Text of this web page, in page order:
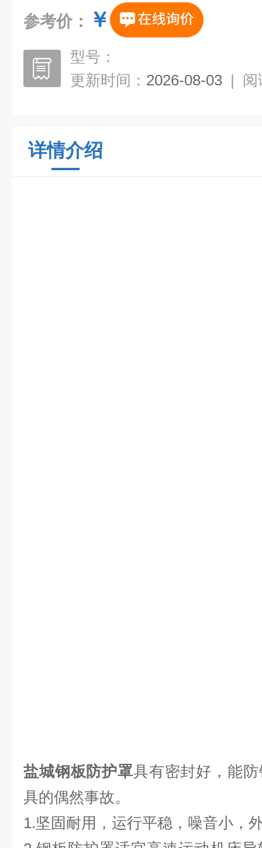
参考价： ￥
型号：
更新时间： 2026-08-03 | 阅
详情介绍
盐城钢板防护罩具有密封好，能
具的偶然事故。
1.坚固耐用，运行平稳，噪音小，